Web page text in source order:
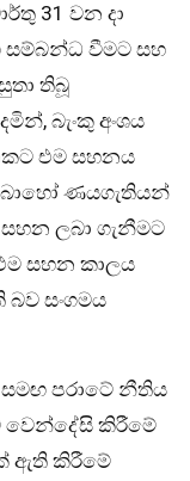
31 වන දා
සම්බන්ධ වීමට සහ
තිබූ
බැංකු අංශය
එම සහනය
බොහෝ ණයගැතියන්
ලබා ගැනීමට
සහන කාලය
බව සංගමය
පරාටේ නීතිය
වෙන්දේසි කිරීමේ
ඇති කිරීමේ